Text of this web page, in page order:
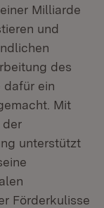
Milliarde
und
des
dafür ein
Mit
der
unterstützt
Förderkulisse